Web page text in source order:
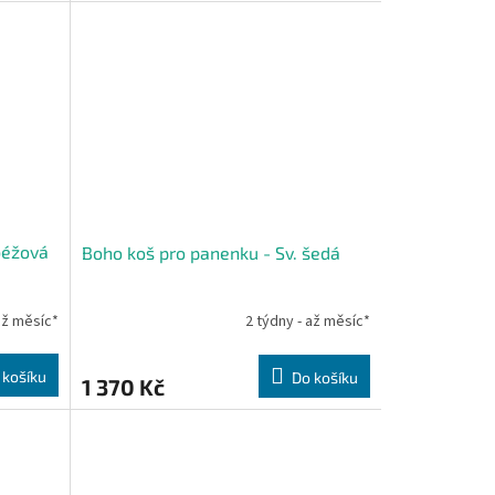
měsíc*
Boho koš pro panenku - Sv. šedá
2 týdny - až měsíc*
1 370 Kč Do košíku